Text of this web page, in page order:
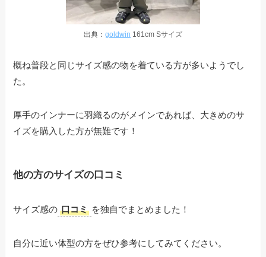
出典： goldwin 161cm Sサイズ
概ね普段と同じサイズ感の物を着ている方が多いようでし
た。
厚手のインナーに羽織るのがメインであれば、大きめのサ
イズを購入した方が無難です！
他の方のサイズの口コミ
サイズ感の 口コミ を独自でまとめました！
自分に近い体型の方をぜひ参考にしてみてください。